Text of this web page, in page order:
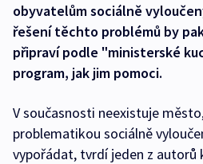
obyvatelům sociálně
řešení těchto problémů by
připraví podle "ministerské
program, jak jim pomoci.
V současnosti neexistuje
problematikou sociálně
vypořádat, tvrdí jeden z autorů